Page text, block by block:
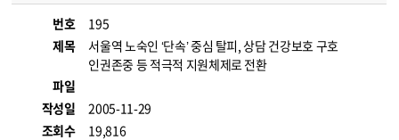
번호
195
제목
서울역 노숙인 ‘단속’ 중심 탈피, 상담 건강보호 구호
인권존중 등 적극적 지원체제로 전환
파일
작성일
2005-11-29
조회수
19,816